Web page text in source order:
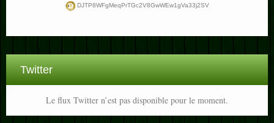
DJTP8WFgMeqPrTGc2V8GwWEw1gVa33j2SV
Twitter
Le flux Twitter n’est pas disponible pour le moment.